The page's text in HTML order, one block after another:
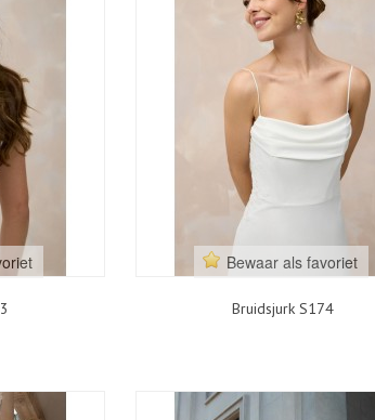
Bruidsjurk S174
Bewaar als favoriet